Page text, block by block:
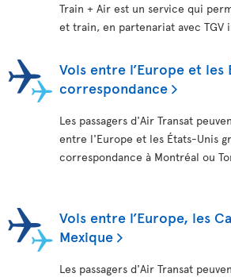
Train + Air est un service qui
et train, en partenariat avec TGV
Vols entre l’Europe et les
correspondance
Les passagers d'Air Transat
entre l'Europe et les États-Unis
correspondance à Montréal ou
Vols entre l’Europe, les
Mexique
Les passagers d'Air Transat